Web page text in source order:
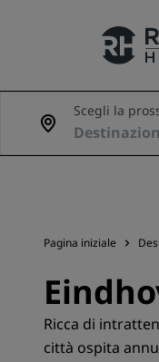
I nostri Marchi
Scegli la
Pagina iniziale
Ricca di
città ospita